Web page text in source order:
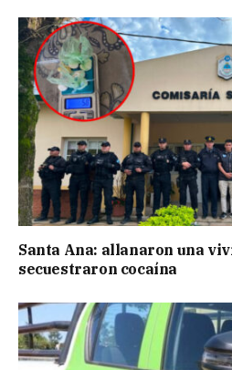
Santa Ana: allanaron una
secuestraron cocaína